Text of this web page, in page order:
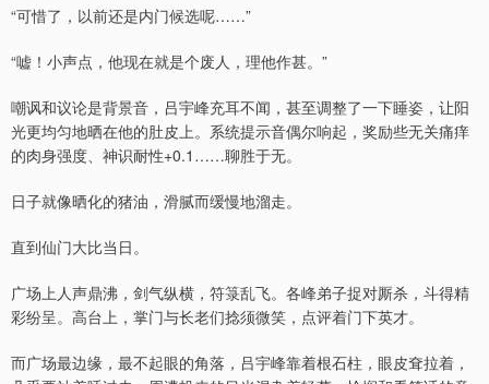
“可惜了，以前还是内门候选呢……”
“嘘！小声点，他现在就是个废人，理他作甚。”
嘲讽和议论是背景音，吕宇峰充耳不闻，甚至调整了一下睡姿，让阳
光更均匀地晒在他的肚皮上。系统提示音偶尔响起，奖励些无关痛痒
的肉身强度、神识耐性+0.1……聊胜于无。
日子就像晒化的猪油，滑腻而缓慢地溜走。
直到仙门大比当日。
广场上人声鼎沸，剑气纵横，符箓乱飞。各峰弟子捉对厮杀，斗得精
彩纷呈。高台上，掌门与长老们捻须微笑，点评着门下英才。
而广场最边缘，最不起眼的角落，吕宇峰靠着根石柱，眼皮耷拉着，